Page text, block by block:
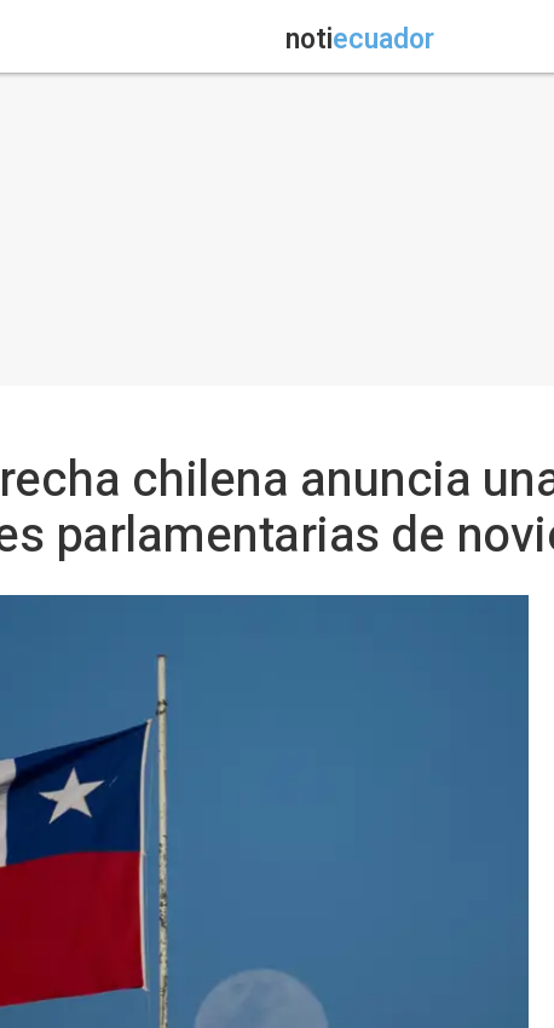
notiecuador
chilena anuncia
parlamentarias de